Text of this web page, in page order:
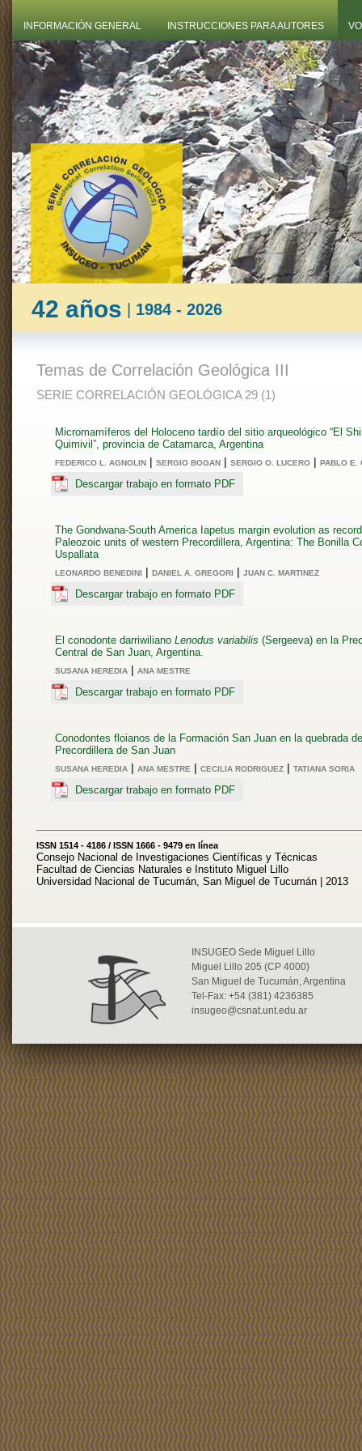
INFORMACIÓN GENERAL INSTRUCCIONES PARA AUTORES
42 años | 1984 - 2026
Temas de Correlación Geológica III
SERIE CORRELACIÓN GEOLÓGICA 29 (1)
Micromamíferos del Holoceno tardío del sitio arqueológico “El
Quimivil”, provincia de Catamarca, Argentina
FEDERICO L. AGNOLIN | SERGIO BOGAN | SERGIO O. LUCERO | PABLO E.
Descargar trabajo en formato PDF
The Gondwana-South America Iapetus margin evolution as
Paleozoic units of western Precordillera, Argentina: The Bonilla
Uspallata
LEONARDO BENEDINI | DANIEL A. GREGORI | JUAN C. MARTINEZ
Descargar trabajo en formato PDF
El conodonte darriwiliano Lenodus variabilis (Sergeeva) en la
Central de San Juan, Argentina.
SUSANA HEREDIA | ANA MESTRE
Descargar trabajo en formato PDF
Conodontes floianos de la Formación San Juan en la quebrada
Precordillera de San Juan
SUSANA HEREDIA | ANA MESTRE | CECILIA RODRIGUEZ | TATIANA SORIA
Descargar trabajo en formato PDF
ISSN 1514 - 4186 / ISSN 1666 - 9479 en línea
Consejo Nacional de Investigaciones Científicas y Técnicas
Facultad de Ciencias Naturales e Instituto Miguel Lillo
Universidad Nacional de Tucumán, San Miguel de Tucumán | 2013
INSUGEO Sede Miguel Lillo
Miguel Lillo 205 (CP 4000)
San Miguel de Tucumán, Argentina
Tel-Fax: +54 (381) 4236385
insugeo@csnat.unt.edu.ar